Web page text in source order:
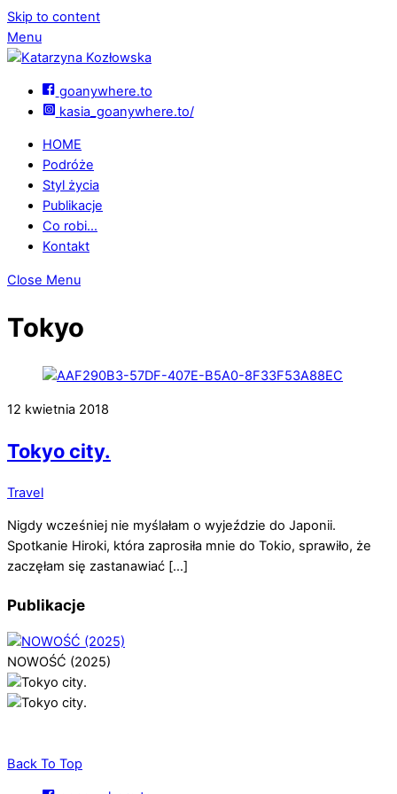
Skip to content
Menu
goanywhere.to
kasia_goanywhere.to/
HOME
Podróże
Styl życia
Publikacje
Co robi…
Kontakt
Close Menu
Tokyo
12 kwietnia 2018
Tokyo city.
Travel
Nigdy wcześniej nie myślałam o wyjeździe do Japonii.
Spotkanie Hiroki, która zaprosiła mnie do Tokio, sprawiło, że
zaczęłam się zastanawiać […]
Publikacje
NOWOŚĆ (2025)
Back To Top